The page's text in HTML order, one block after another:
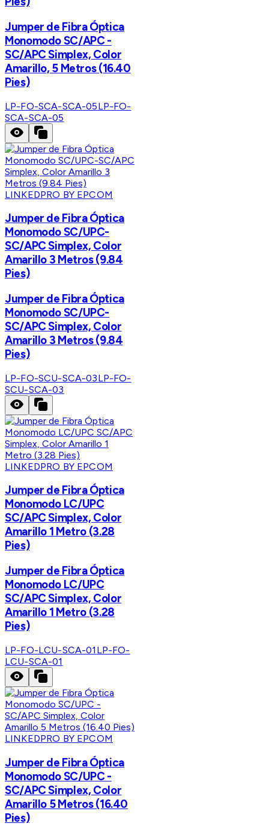
Jumper de Fibra Óptica
Monomodo SC/APC -
SC/APC Simplex, Color
Amarillo, 5 Metros (16.40
Pies)
LP-FO-SCA-SCA-05LP-FO-
SCA-SCA-05
LINKEDPRO BY EPCOM
Jumper de Fibra Óptica
Monomodo SC/UPC-
SC/APC Simplex, Color
Amarillo 3 Metros (9.84
Pies)
Jumper de Fibra Óptica
Monomodo SC/UPC-
SC/APC Simplex, Color
Amarillo 3 Metros (9.84
Pies)
LP-FO-SCU-SCA-03LP-FO-
SCU-SCA-03
LINKEDPRO BY EPCOM
Jumper de Fibra Óptica
Monomodo LC/UPC
SC/APC Simplex, Color
Amarillo 1 Metro (3.28
Pies)
Jumper de Fibra Óptica
Monomodo LC/UPC
SC/APC Simplex, Color
Amarillo 1 Metro (3.28
Pies)
LP-FO-LCU-SCA-01 LP-FO-
LCU-SCA-01
LINKEDPRO BY EPCOM
Jumper de Fibra Óptica
Monomodo SC/UPC -
SC/APC Simplex, Color
Amarillo 5 Metros (16.40
Pies)